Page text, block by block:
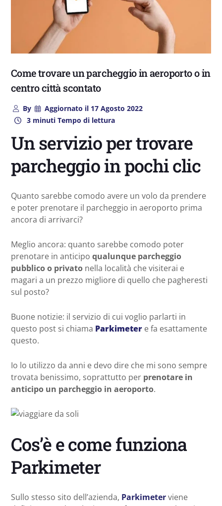
Come trovare un parcheggio in aeroporto o in
centro città scontato
By Aggiornato il 17 Agosto 2022
3 minuti Tempo di lettura
Un servizio per trovare
parcheggio in pochi clic
Quanto sarebbe comodo avere un volo da prendere
e poter prenotare il parcheggio in aeroporto prima
ancora di arrivarci?
Meglio ancora: quanto sarebbe comodo poter
prenotare in anticipo qualunque parcheggio
pubblico o privato nella località che visiterai e
magari a un prezzo migliore di quello che pagheresti
sul posto?
Buone notizie: il servizio di cui voglio parlarti in
questo post si chiama Parkimeter e fa esattamente
questo.
Io lo utilizzo da anni e devo dire che mi sono sempre
trovata benissimo, soprattutto per prenotare in
anticipo un parcheggio in aeroporto.
Cos’è e come funziona
Parkimeter
Sullo stesso sito dell’azienda, Parkimeterviene